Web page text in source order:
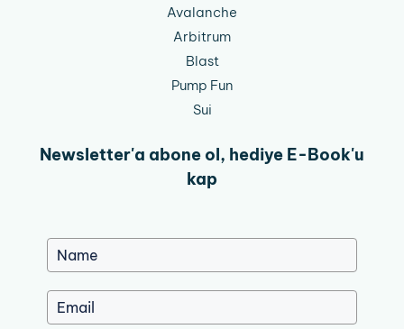
Avalanche
Arbitrum
Blast
Pump Fun
Sui
Newsletter'a abone ol, hediye E-Book'u
kap